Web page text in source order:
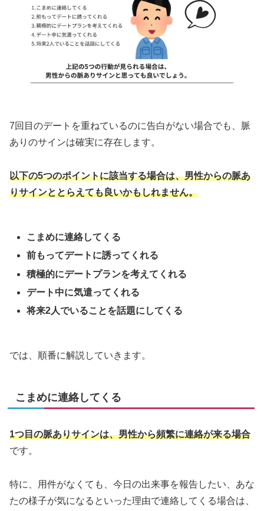
7回目のデートを重ねているのに告白がない場合でも、脈
ありのサインは確実に存在します。
以下の5つのポイントに該当する場合は、男性からの脈あ
りサインととらえても良いかもしれません。
こまめに連絡してくる
前もってデートに誘ってくれる
積極的にデートプランを考えてくれる
デート中に気遣ってくれる
将来2人でいることを話題にしてくる
では、順番に解説していきます。
こまめに連絡してくる
1つ目の脈ありサインは、男性から頻繁に連絡が来る場合
です。
特に、用件がなくても、今日の出来事を報告したい、あな
たの様子が気になるといった理由で連絡してくる場合は、